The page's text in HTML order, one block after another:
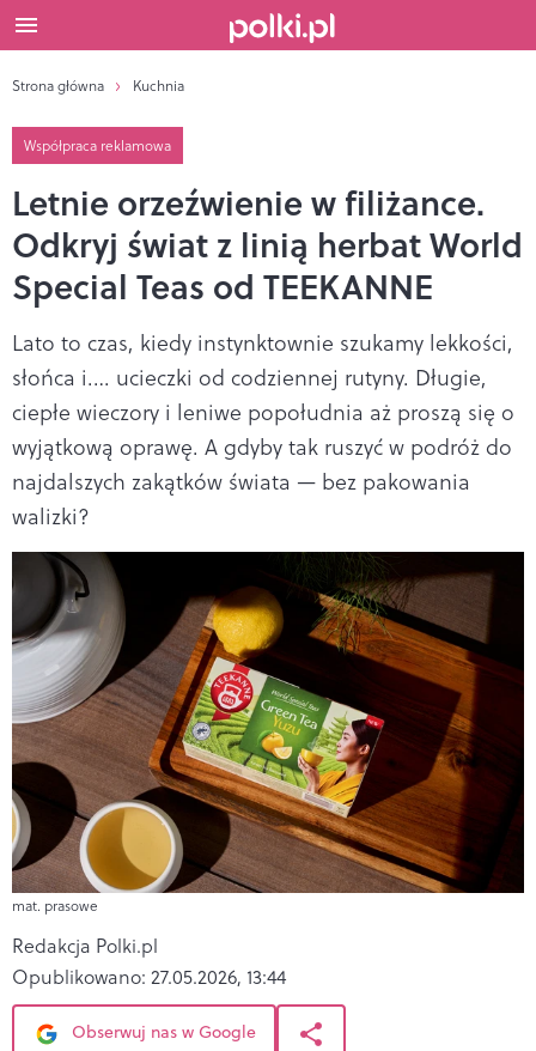
Strona główna Kuchnia
Współpraca reklamowa
Letnie orzeźwienie w filiżance.
Odkryj świat z linią herbat World
Special Teas od TEEKANNE
Lato to czas, kiedy instynktownie szukamy lekkości,
słońca i.… ucieczki od codziennej rutyny. Długie,
ciepłe wieczory i leniwe popołudnia aż proszą się o
wyjątkową oprawę. A gdyby tak ruszyć w podróż do
najdalszych zakątków świata — bez pakowania
walizki?
mat. prasowe
Redakcja Polki.pl
Opublikowano: 27.05.2026, 13:44
Obserwuj nas w Google